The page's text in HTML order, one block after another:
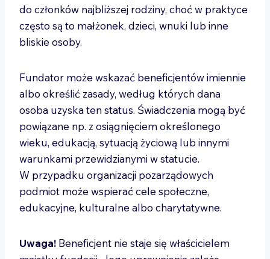
do członków najbliższej rodziny, choć w praktyce
często są to małżonek, dzieci, wnuki lub inne
bliskie osoby.
Fundator może wskazać beneficjentów imiennie
albo określić zasady, według których dana
osoba uzyska ten status. Świadczenia mogą być
powiązane np. z osiągnięciem określonego
wieku, edukacją, sytuacją życiową lub innymi
warunkami przewidzianymi w statucie.
W przypadku organizacji pozarządowych
podmiot może wspierać cele społeczne,
edukacyjne, kulturalne albo charytatywne.
Uwaga! Beneficjent nie staje się właścicielem